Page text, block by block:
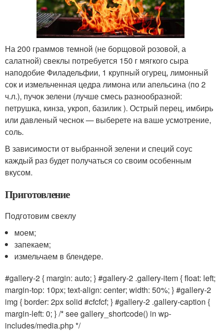
На 200 граммов темной (не борщовой розовой, а
салатной) свеклы потребуется 150 г мягкого сыра
наподобие Филадельфии, 1 крупный огурец, лимонный
сок и измельченная цедра лимона или апельсина (по 2
ч.л.), пучок зелени (лучше смесь разнообразной:
петрушка, кинза, укроп, базилик ). Острый перец, имбирь
или давленый чеснок — выберете на ваше усмотрение,
соль.
В зависимости от выбранной зелени и специй соус
каждый раз будет получаться со своим особенным
вкусом.
Приготовление
Подготовим свеклу
моем;
запекаем;
измельчаем в блендере.
#gallery-2 { margin: auto; } #gallery-2 .gallery-item { float: left;
margin-top: 10px; text-align: center; width: 50%; } #gallery-2
img { border: 2px solid #cfcfcf; } #gallery-2 .gallery-caption {
margin-left: 0; } /* see gallery_shortcode() in wp-
includes/media.php */